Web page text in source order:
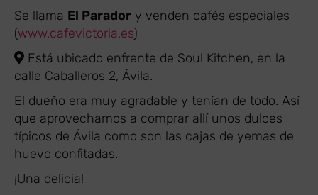
Se llama El Parador y venden cafés especiales
(www.cafevictoria.es)
Está ubicado enfrente de Soul Kitchen, en la
calle Caballeros 2, Ávila.
El dueño era muy agradable y tenían de todo. Así
que aprovechamos a comprar allí unos dulces
típicos de Ávila como son las cajas de yemas de
huevo confitadas.
¡Una delicia!